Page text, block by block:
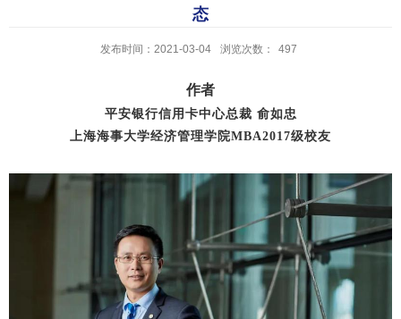
态
发布时间：2021-03-04 浏览次数： 497
作者
平安银行信用卡中心总裁 俞如忠
上海海事大学经济管理学院MBA2017级校友